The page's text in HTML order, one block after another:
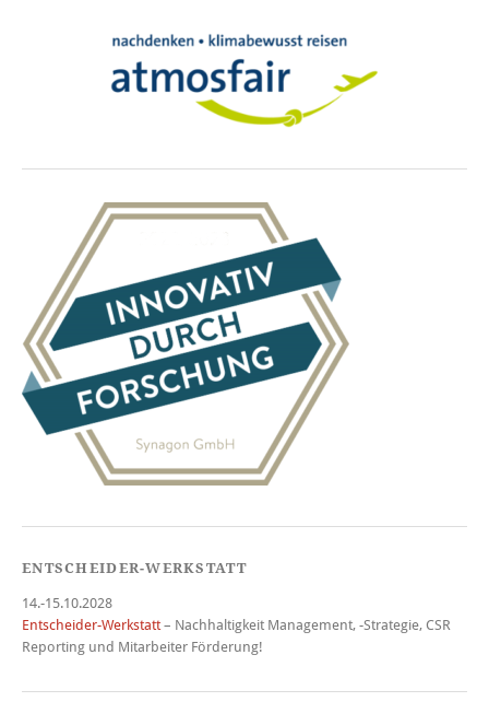
ENTSCHEIDER-WERKSTATT
14.-15.10.2028
Entscheider-Werkstatt – Nachhaltigkeit Management, -Strategie, CSR
Reporting und Mitarbeiter Förderung!